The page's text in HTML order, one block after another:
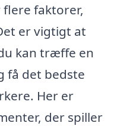
flere faktorer,
er vigtigt at
kan træffe en
få det bedste
Her er
der spiller